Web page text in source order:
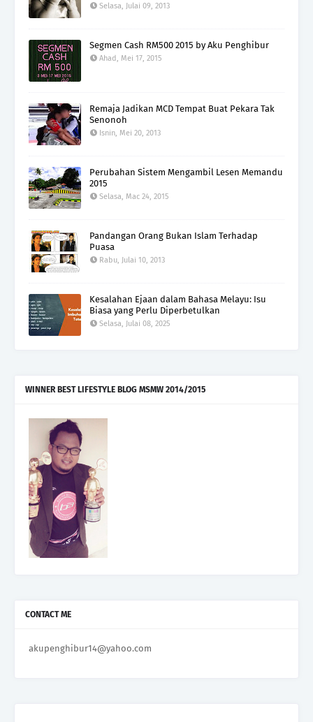
Selasa, Julai 09, 2013
Segmen Cash RM500 2015 by Aku Penghibur
Ahad, Mei 17, 2015
Remaja Jadikan MCD Tempat Buat Pekara Tak
Senonoh
Isnin, Mei 20, 2013
Perubahan Sistem Mengambil Lesen Memandu
2015
Selasa, Mac 24, 2015
Pandangan Orang Bukan Islam Terhadap
Puasa
Rabu, Julai 10, 2013
Kesalahan Ejaan dalam Bahasa Melayu: Isu
Biasa yang Perlu Diperbetulkan
Selasa, Julai 08, 2025
WINNER BEST LIFESTYLE BLOG MSMW 2014/2015
CONTACT ME
akupenghibur14@yahoo.com